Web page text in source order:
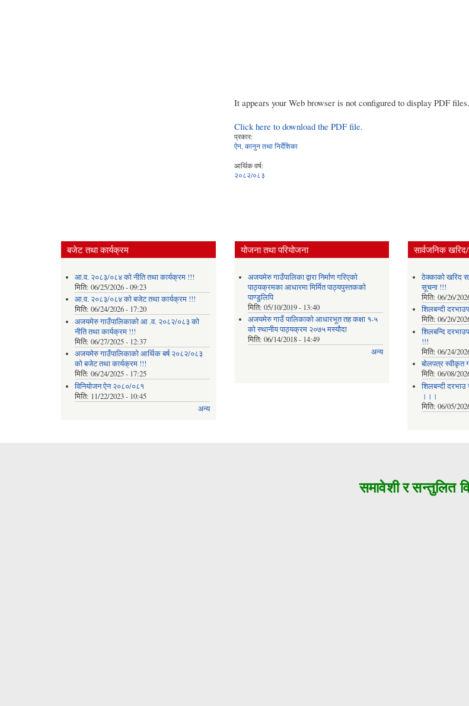
It appears your Web browser is not configured to display PDF files.
Click here to download the PDF file.
प्रकार:
ऐन, कानुन तथा निर्देशिका
आर्थिक वर्ष:
२०८२/०८३
बजेट तथा कार्यक्रम
आ.व. २०८३/०८४ को नीति तथा कार्यक्रम !!!
मिति: 06/25/2026 - 09:23
आ.व. २०८३/०८४ को बजेट तथा कार्यक्रम !!!
मिति: 06/24/2026 - 17:20
अजयमेरु गाउँपालिकाको आ .व. २०८२/०८३ को
नीति तथा कार्यक्रम !!!
मिति: 06/27/2025 - 12:37
अजयमेरु गाउँपालिकाको आर्थिक बर्ष २०८२/०८३
को बजेट तथा कार्यक्रम !!!
मिति: 06/24/2025 - 17:25
विनियोजन ऐन २०८०/०८१
मिति: 11/22/2023 - 10:45
अन्य
योजना तथा परियोजना
अजयमेरु गाउँपालिका द्वारा निर्माण गरिएको
पाठ्यक्रमका आधारमा मिर्मित पाठ्यपुस्तकको
पाण्डुलिपि
मिति:05/10/2019 - 13:40
अजयमेरु गाउँ पालिकाको आधारभूत तह कक्षा १-५
को स्थानीय पाठ्यक्रम २०७५ मस्यौदा
मिति:06/14/2018 - 14:49
अन्य
सार्वजनिक
ठेक्काको खरिद
सूचना !!!
मिति: 06/26/
शिलबन्दी
मिति: 06/26/
शिलबन्दि
!!!
मिति: 06/24/
बोलपत्र
मिति: 06/08/
शिलबन्दी
।।।
मिति: 06/05/
समावेशी र सन्तुलित